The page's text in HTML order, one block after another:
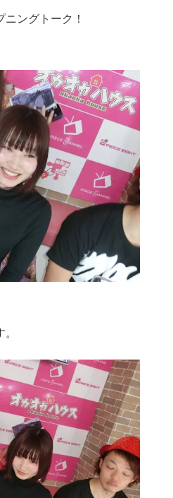
ングトーク！